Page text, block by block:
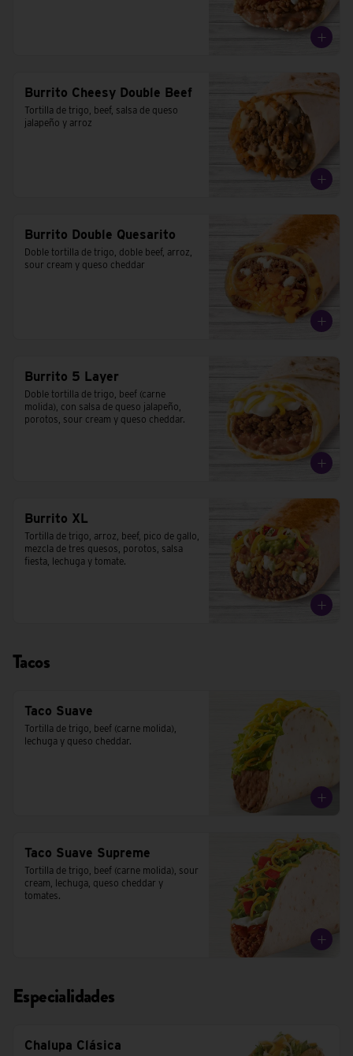
Burrito Cheesy Double Beef
Tortilla de trigo, beef, salsa de queso
jalapeño y arroz
Burrito Double Quesarito
Doble tortilla de trigo, doble beef, arroz,
sour cream y queso cheddar
Burrito 5 Layer
Doble tortilla de trigo, beef (carne
molida), con salsa de queso jalapeño,
porotos, sour cream y queso cheddar.
Burrito XL
Tortilla de trigo, arroz, beef, pico de gallo,
mezcla de tres quesos, porotos, salsa
fiesta, lechuga y tomate.
Tacos
Taco Suave
Tortilla de trigo, beef (carne molida),
lechuga y queso cheddar.
Taco Suave Supreme
Tortilla de trigo, beef (carne molida), sour
cream, lechuga, queso cheddar y
tomates.
Especialidades
Chalupa Clásica